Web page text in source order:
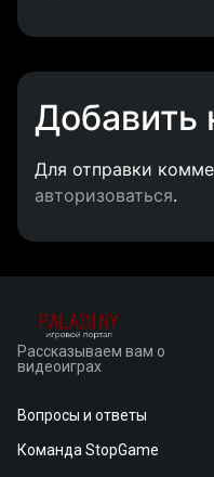
Добавить
Для отправки
авторизоваться.
Рассказываем вам о
видеоиграх
Вопросы и ответы
Команда StopGame